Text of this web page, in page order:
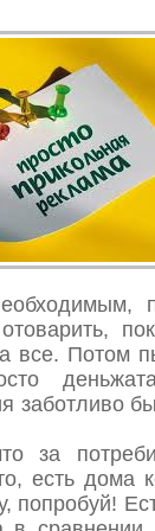
все. Потом
заботливо
за
есть дома
попробуй!